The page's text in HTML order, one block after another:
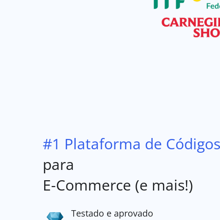
#1 Plataforma de
para
E-Commerce (e mais!)
Testado e aprovado